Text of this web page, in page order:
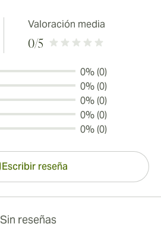
Valoración media
0/5
0% (0)
0% (0)
0% (0)
0% (0)
0% (0)
Escribir reseña
Sin reseñas